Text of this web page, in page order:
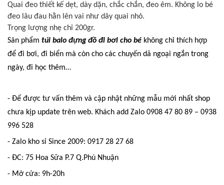
Quai đeo thiết kế dẹt, dày dặn, chắc chắn, đeo êm. Không lo bé
đeo lâu đau hằn lên vai như dây quai nhỏ.
Trọng lượng nhẹ chỉ 200gr.
Sản phẩm túi balo đựng đồ đi bơi cho bé không chỉ thích hợp
để đi bơi, đi biển mà còn cho các chuyến dã ngoại ngắn trong
ngày, đi học thêm…
- Để được tư vấn thêm và cập nhật những mẫu mới nhất shop
chưa kịp update trên web. Khách add Zalo 0908 47 80 89 – 0938
996 528
- Zalo kho sỉ Since 2009: 0917 28 27 68
- ĐC: 75 Hoa Sữa P.7 Q.Phú Nhuận
- Mở cửa: 9h-20h